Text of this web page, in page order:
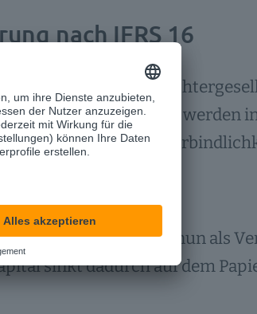
nach IFRS 16
Firmenwagen der
Die Leasingverträge werden
Die eigentliche
die Firmenwagen nun als
sinkt dadurch auf dem